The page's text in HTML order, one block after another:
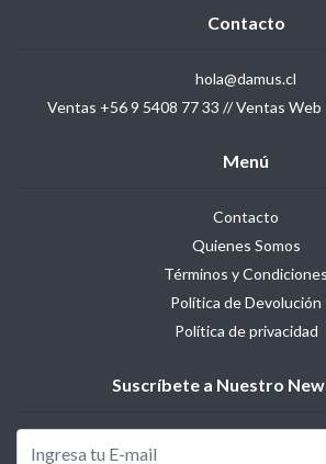
Contacto
hola@damus.cl
Ventas +56 9 5408 77 33 // Ventas Web
Menú
Contacto
Quienes Somos
Términos y Condiciones
Política de Devolución
Política de privacidad
Suscríbete a Nuestro